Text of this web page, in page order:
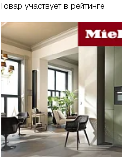
Товар участвует в рейтинге